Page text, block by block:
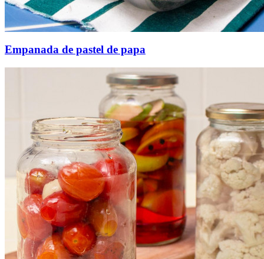
Empanada de pastel de papa